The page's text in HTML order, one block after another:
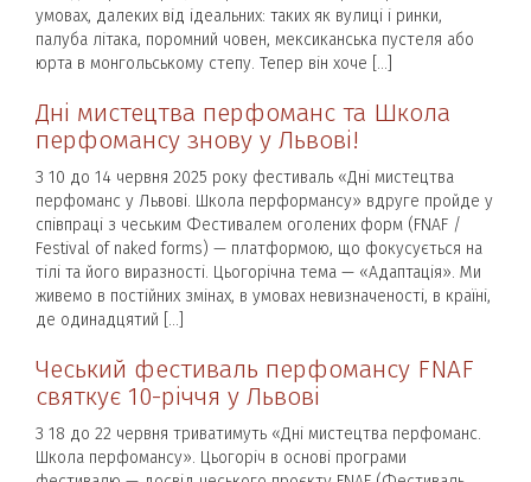
умовах, далеких від ідеальних: таких як вулиці і ринки,
палуба літака, поромний човен, мексиканська пустеля або
юрта в монгольському степу. Тепер він хоче […]
Дні мистецтва перфоманс та Школа
перфомансу знову у Львові!
З 10 до 14 червня 2025 року фестиваль «Дні мистецтва
перфоманс у Львові. Школа перформансу» вдруге пройде у
співпраці з чеським Фестивалем оголених форм (FNAF /
Festival of naked forms) — платформою, що фокусується на
тілі та його виразності. Цьогорічна тема — «Адаптація». Ми
живемо в постійних змінах, в умовах невизначеності, в країні,
де одинадцятий […]
Чеський фестиваль перфомансу FNAF
святкує 10-річчя у Львові
З 18 до 22 червня триватимуть «Дні мистецтва перфоманс.
Школа перфомансу». Цьогоріч в основі програми